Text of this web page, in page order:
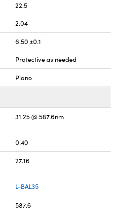
22.5
2.04
6.50 ±0.1
Protective as needed
Plano
31.25 @ 587.6nm
0.40
27.16
L-BAL35
587.6